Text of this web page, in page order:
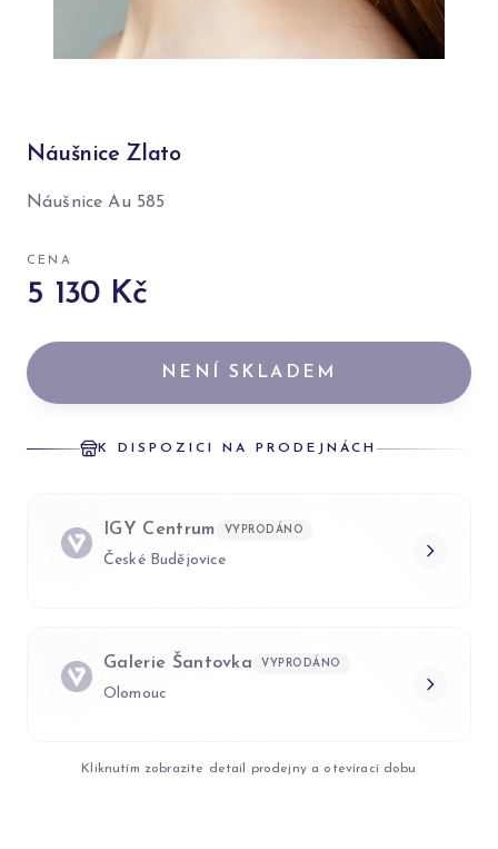
Náušnice Zlato
Náušnice Au 585
CENA
5 130 Kč
NENÍ SKLADEM
K DISPOZICI NA PRODEJNÁCH
IGY Centrum VYPRODÁNO
České Budějovice
Galerie Šantovka VYPRODÁNO
Olomouc
Kliknutím zobrazíte detail prodejny a otevírací dobu